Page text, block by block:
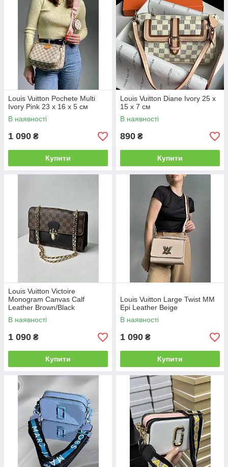
Louis Vuitton Pochete Multi
Ivory Pink 23 х 16 х 5 см
В наявності
1 090 ₴
Купити
Louis Vuitton Diane Ivory 25 x
15 x 7 см
В наявності
890 ₴
Купити
Louis Vuitton Victoire
Monogram Canvas Calf
Leather Brown/Black
В наявності
1 090 ₴
Купити
Louis Vuitton Large Twist MM
Epi Leather Beige
В наявності
1 090 ₴
Купити